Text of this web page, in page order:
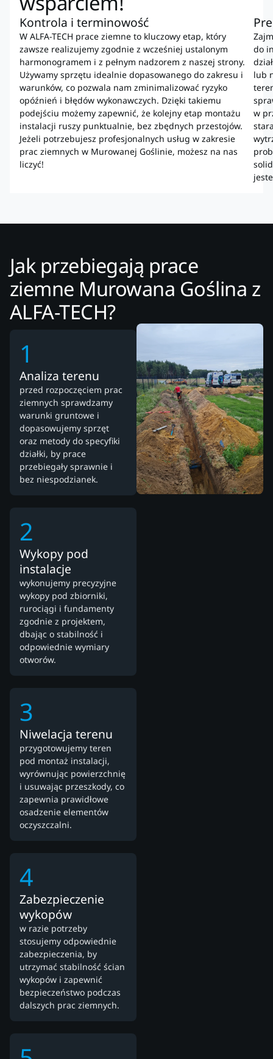
Kontrola i terminowość
W ALFA-TECH prace ziemne to kluczowy etap, który
zawsze realizujemy zgodnie z wcześniej ustalonym
harmonogramem i z pełnym nadzorem z naszej strony.
Używamy sprzętu idealnie dopasowanego do zakresu i
warunków, co pozwala nam zminimalizować ryzyko
opóźnień i błędów wykonawczych. Dzięki takiemu
podejściu możemy zapewnić, że kolejny etap montażu
instalacji ruszy punktualnie, bez zbędnych przestojów.
Jeżeli potrzebujesz profesjonalnych usług w zakresie
prac ziemnych w Murowanej Goślinie, możesz na nas
liczyć!
do
lub
w
Jak przebiegają prace
ziemne Murowana Goślina z
ALFA-TECH?
1
Analiza terenu
przed rozpoczęciem prac
ziemnych sprawdzamy
warunki gruntowe i
dopasowujemy sprzęt
oraz metody do specyfiki
działki, by prace
przebiegały sprawnie i
bez niespodzianek.
2
Wykopy pod
instalacje
wykonujemy precyzyjne
wykopy pod zbiorniki,
rurociągi i fundamenty
zgodnie z projektem,
dbając o stabilność i
odpowiednie wymiary
otworów.
3
Niwelacja terenu
przygotowujemy teren
pod montaż instalacji,
wyrównując powierzchnię
i usuwając przeszkody, co
zapewnia prawidłowe
osadzenie elementów
oczyszczalni.
4
Zabezpieczenie
wykopów
w razie potrzeby
stosujemy odpowiednie
zabezpieczenia, by
utrzymać stabilność ścian
wykopów i zapewnić
bezpieczeństwo podczas
dalszych prac ziemnych.